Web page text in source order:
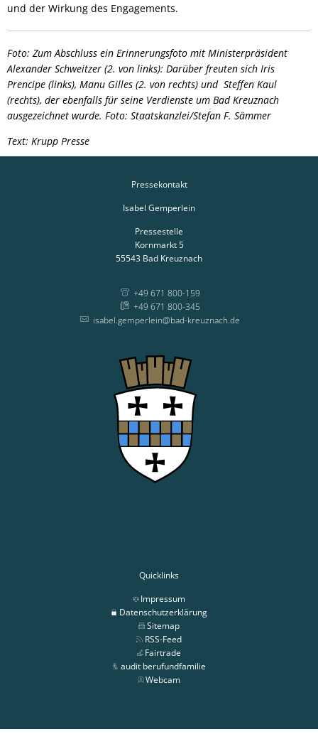
und der Wirkung des Engagements.
Foto: Zum Abschluss ein Erinnerungsfoto mit Ministerpräsident
Alexander Schweitzer (2. von links): Darüber freuten sich Iris
Prencipe (links), Manu Gilles (2. von rechts) und Steffen Kaul
(rechts), der ebenfalls für seine Verdienste um Bad Kreuznach
ausgezeichnet wurde. Foto: Staatskanzlei/Stefan F. Sämmer
Text: Krupp Presse
Pressekontakt
Isabel Gemperlein
Pressestelle
Kornmarkt 5
55543 Bad Kreuznach
+49 671 800-159
+49 671 800-345
isabel.gemperlein@bad-kreuznach.de
Quicklinks
Impressum
Datenschutzerklärung
Sitemap
RSS-Feed
Fairtrade
audit berufundfamilie
Webcam